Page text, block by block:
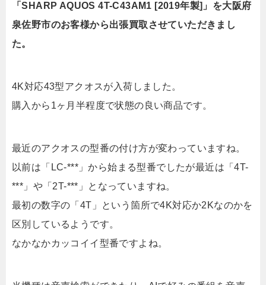
「SHARP AQUOS 4T-C43AM1 [2019年製]」を大阪府
泉佐野市のお客様から出張買取させていただきまし
た。
4K対応43型アクオスが入荷しました。
購入から1ヶ月半程度で状態の良い商品です。
最近のアクオスの型番の付け方が変わっていますね。
以前は「LC-***」から始まる型番でしたが最近は「4T-
***」や「2T-***」となっていますね。
最初の数字の「4T」という箇所で4K対応か2Kなのかを
区別しているようです。
なかなかカッコイイ型番ですよね。